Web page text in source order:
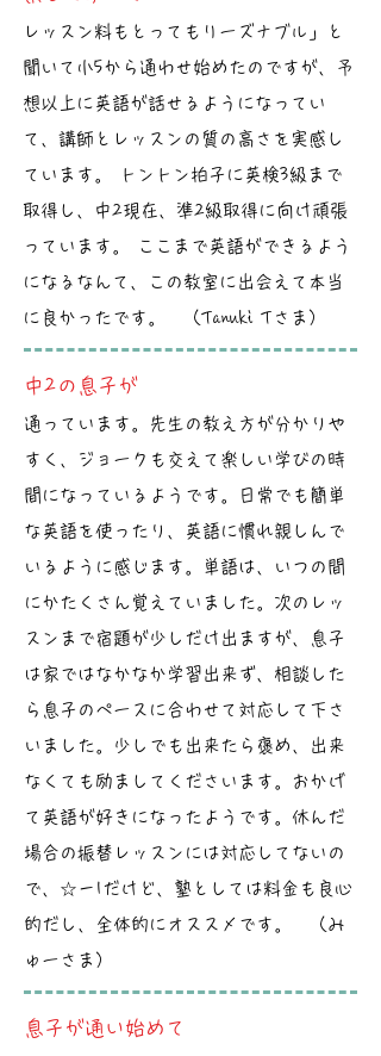
レッスン料もとってもリーズナブル」と
聞いて小5から通わせ始めたのですが、予
想以上に英語が話せるようになってい
て、講師とレッスンの質の高さを実感し
ています。 トントン拍子に英検3級まで
取得し、中2現在、準2級取得に向け頑張
っています。 ここまで英語ができるよう
になるなんて、この教室に出会えて本当
に良かったです。 （Tanuki Tさま）
中2の息子が
通っています。先生の教え方が分かりや
すく、ジョークも交えて楽しい学びの時
間になっているようです。日常でも簡単
な英語を使ったり、英語に慣れ親しんで
いるように感じます。単語は、いつの間
にかたくさん覚えていました。次のレッ
スンまで宿題が少しだけ出ますが、息子
は家ではなかなか学習出来ず、相談した
ら息子のペースに合わせて対応して下さ
いました。少しでも出来たら褒め、出来
なくても励ましてくださいます。おかげ
て英語が好きになったようです。休んだ
場合の振替レッスンには対応してないの
で、☆－1だけど、塾としては料金も良心
的だし、全体的にオススメです。 （み
ゅーさま）
息子が通い始めて